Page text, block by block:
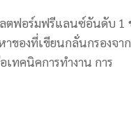
ตฟอร์มฟรีแลนซ์อันดับ 1
าของที่เขียนกลั่นกรองจาก
ทคนิคการทำงาน การ